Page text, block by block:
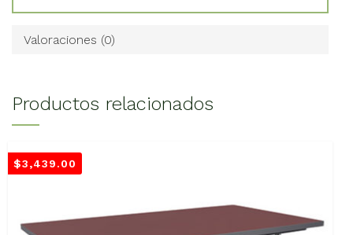
Valoraciones (0)
Productos relacionados
$3,439.00